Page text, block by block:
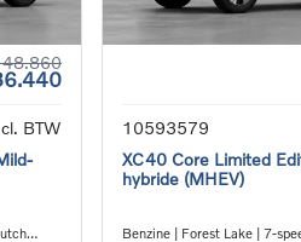
BTW
10593579
XC40 Core Limited
hybride (MHEV)
Benzine | Forest Lake | 7-